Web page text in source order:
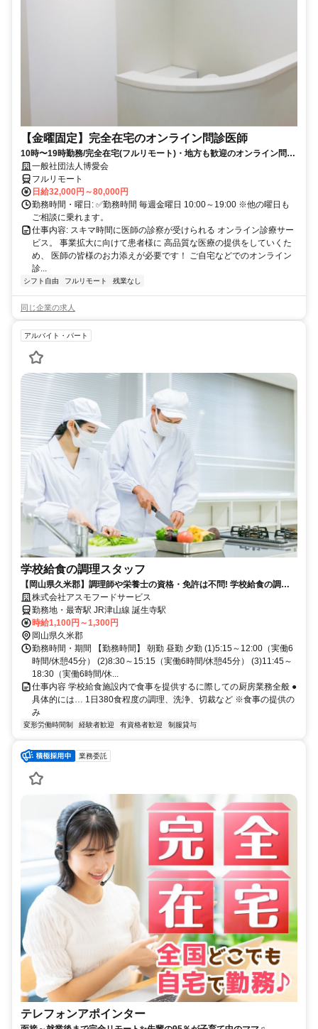
【金曜固定】完全在宅のオンライン問診医師
10時〜19時勤務/完全在宅(フルリモート)・地方も歓迎のオンライン問診
業務一般社団法人博愛会
フルリモート
日給32,000円～80,000円
勤務時間・曜日: ✅勤務時間 毎週金曜日 10:00～19:00 ※他の曜日も
ご相談に乗れます。
仕事内容: スキマ時間に医師の診察が受けられる オンライン診療サー
ビス。 事業拡大に向けて患者様に 高品質な医療の提供をしていくた
め、 医師の皆様のお力添えが必要です！ ご自宅などでのオンライン
診...
シフト自由 フルリモート 残業なし
同じ企業の求人
アルバイト・パート
学校給食の調理スタッフ
【岡山県久米郡】調理師や栄養士の資格・免許は不問! 学校給食の調理
スタッフ 中途採用募集！
株式会社アスモフードサービス
勤務地・最寄駅 JR津山線 誕生寺駅
時給1,100円～1,300円
岡山県久米郡
勤務時間・期間 【勤務時間】 朝勤 昼勤 夕勤 (1)5:15～12:00（実働6
時間/休憩45分） (2)8:30～15:15（実働6時間/休憩45分） (3)11:45～
18:30（実働6時間/休...
仕事内容 学校給食施設内で食事を提供するに際しての厨房業務全般 ●
具体的には… 1日380食程度の調理、洗浄、切裁など ※食事の提供の
み
変形労働時間制 経験者歓迎 有資格者歓迎 制服貸与
業務委託
テレフォンアポインター